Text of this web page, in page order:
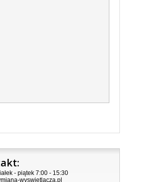
- piątek 7:00 - 15:30
wyswietlacza.pl